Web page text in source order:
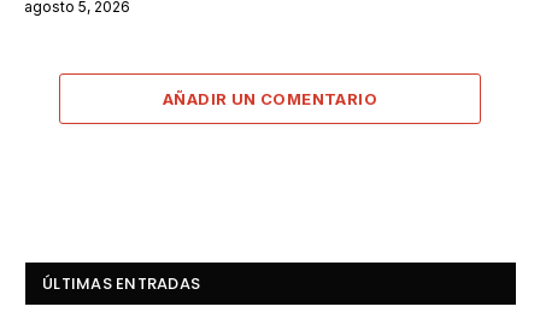
agosto 5, 2026
AÑADIR UN COMENTARIO
ÚLTIMAS ENTRADAS